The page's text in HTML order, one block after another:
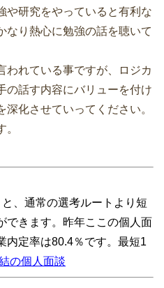
や研究をやっていると有利な
なり熱心に勉強の話を聴いて
われている事ですが、ロジカ
の話す内容にバリューを付け
化させていってください。
、通常の選考ルートより短
できます。昨年ここの個人面
内定率は80.4％です。最短1
の個人面談